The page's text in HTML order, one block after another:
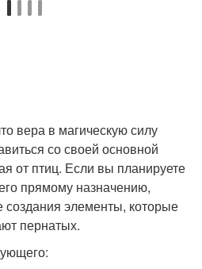
вера в магическую силу
со своей основной
от птиц. Если вы планируете
прямому назначению,
создания элементы, которые
пернатых.